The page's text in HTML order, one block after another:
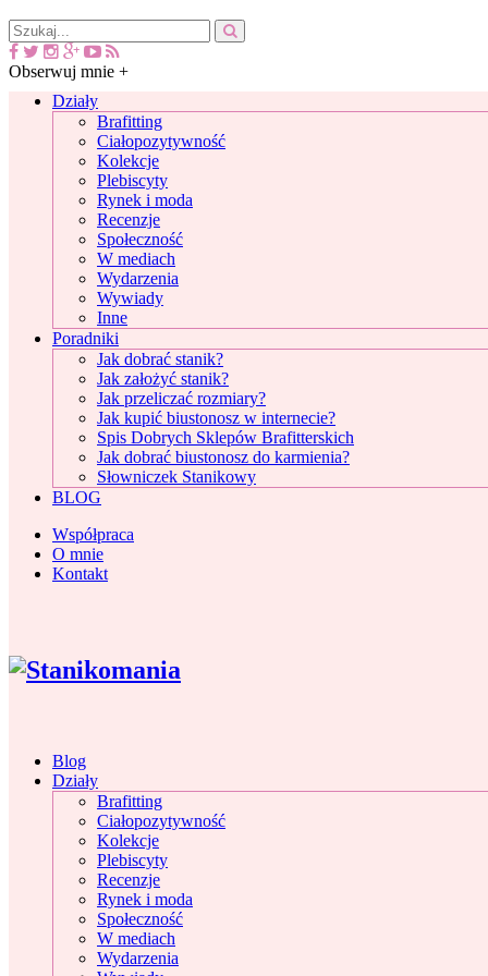
Obserwuj mnie +
Działy
Brafitting
Ciałopozytywność
Kolekcje
Plebiscyty
Rynek i moda
Recenzje
Społeczność
W mediach
Wydarzenia
Wywiady
Inne
Poradniki
Jak dobrać stanik?
Jak założyć stanik?
Jak przeliczać rozmiary?
Jak kupić biustonosz w internecie?
Spis Dobrych Sklepów Brafitterskich
Jak dobrać biustonosz do karmienia?
Słowniczek Stanikowy
BLOG
Współpraca
O mnie
Kontakt
Blog
Działy
Brafitting
Ciałopozytywność
Kolekcje
Plebiscyty
Recenzje
Rynek i moda
Społeczność
W mediach
Wydarzenia